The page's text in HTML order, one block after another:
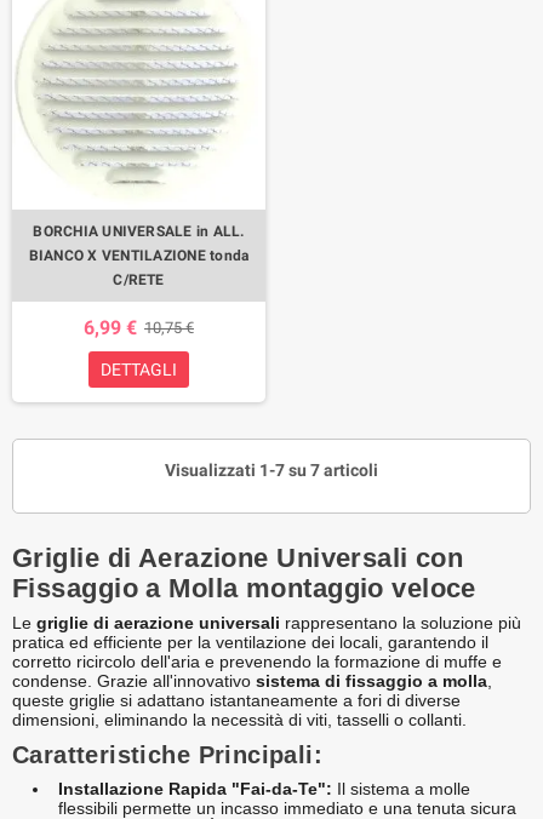
BORCHIA UNIVERSALE in ALL.
BIANCO X VENTILAZIONE tonda
C/RETE
6,99 € 10,75 €
DETTAGLI
Visualizzati 1-7 su 7 articoli
Griglie di Aerazione Universali con
Fissaggio a Molla montaggio veloce
Le griglie di aerazione universali rappresentano la soluzione più
pratica ed efficiente per la ventilazione dei locali, garantendo il
corretto ricircolo dell'aria e prevenendo la formazione di muffe e
condense. Grazie all'innovativo sistema di fissaggio a molla
queste griglie si adattano istantaneamente a fori di diverse
dimensioni, eliminando la necessità di viti, tasselli o collanti.
Caratteristiche Principali:
Installazione Rapida "Fai-da-Te": Il sistema a molle
flessibili permette un incasso immediato e una tenuta sicura